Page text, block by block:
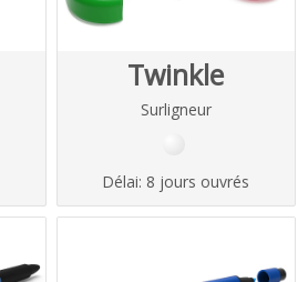
Twinkle
Surligneur
Délai: 8 jours ouvrés